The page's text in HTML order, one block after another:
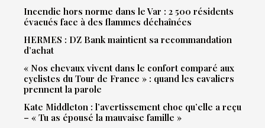
Incendie hors norme dans le Var : 2 500 résidents
évacués face à des flammes déchaînées
HERMES : DZ Bank maintient sa recommandation
d’achat
« Nos chevaux vivent dans le confort comparé aux
cyclistes du Tour de France » : quand les cavaliers
prennent la parole
Kate Middleton : l’avertissement choc qu’elle a reçu
– « Tu as épousé la mauvaise famille »